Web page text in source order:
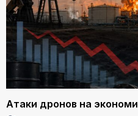
Атаки дронов на